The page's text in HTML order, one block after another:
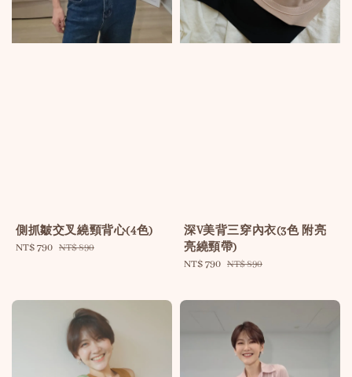
側抓皺交叉繞頸背心(4色)
Sale
NT$ 790 Regular
NT$ 890
深V美背三穿內衣(3色 附亮
亮繞頸帶)
Sale
NT$ 790 Regular
NT$ 890